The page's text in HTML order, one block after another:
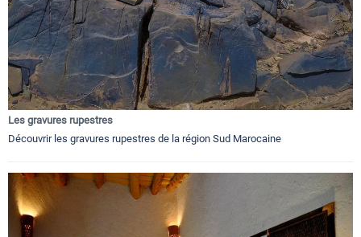
Les gravures rupestres
Découvrir les gravures rupestres de la région Sud Marocaine